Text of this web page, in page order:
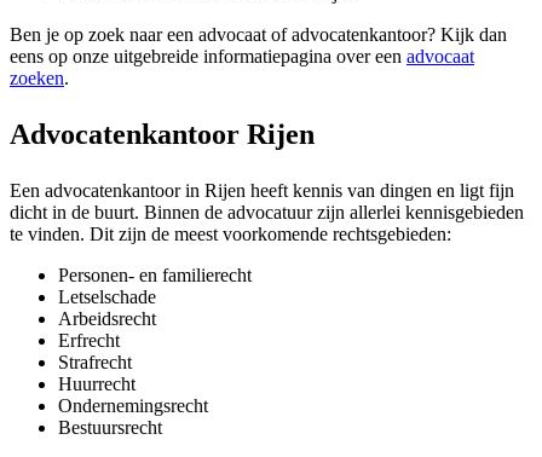
Ben je op zoek naar een advocaat of advocatenkantoor? Kijk dan
eens op onze uitgebreide informatiepagina over een advocaat
zoeken.
Advocatenkantoor Rijen
Een advocatenkantoor in Rijen heeft kennis van dingen en ligt fijn
dicht in de buurt. Binnen de advocatuur zijn allerlei kennisgebieden
te vinden. Dit zijn de meest voorkomende rechtsgebieden:
Personen- en familierecht
Letselschade
Arbeidsrecht
Erfrecht
Strafrecht
Huurrecht
Ondernemingsrecht
Bestuursrecht